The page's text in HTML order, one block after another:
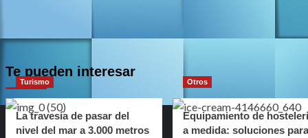
Te pueden interesar
Turismo
La travesía de pasar del
nivel del mar a 3.000 metros
Otros
Equipamiento de
a medida: soluciones para